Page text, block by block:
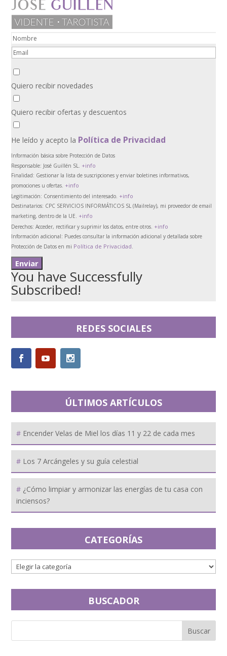
Quiero recibir novedades
Quiero recibir ofertas y descuentos
He leído y acepto la Política de Privacidad
Información básica sobre Protección de Datos
Responsable: José Guillén SL. +info
Finalidad: Gestionar la lista de suscripciones y enviar boletines informativos,
promociones u ofertas. +info
Legitimación: Consentimiento del interesado. +info
Destinatarios: CPC SERVICIOS INFORMÁTICOS SL (Mailrelay), mi proveedor de email
marketing, dentro de la UE. +info
Derechos: Acceder, rectificar y suprimir los datos, entre otros. +info
Información adicional: Puedes consultar la información adicional y detallada sobre
Protección de Datos en mi Política de Privacidad
You have Successfully
Subscribed!
REDES SOCIALES
ÚLTIMOS ARTÍCULOS
Encender Velas de Miel los días 11 y 22 de cada mes
Los 7 Arcángeles y su guía celestial
¿Cómo limpiar y armonizar las energías de tu casa con
inciensos?
CATEGORÍAS
BUSCADOR